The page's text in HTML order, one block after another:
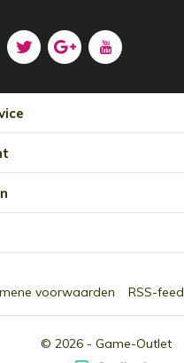
© 2026 - Game-Outlet
voorwaarden RSS-feed